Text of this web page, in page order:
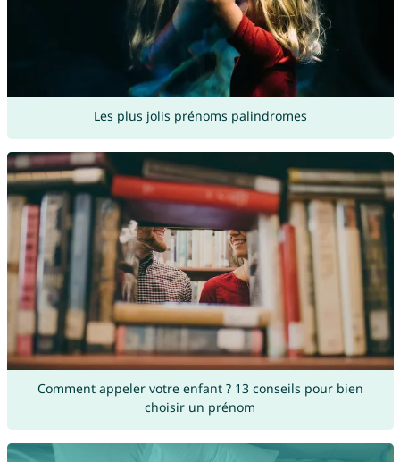
Les plus jolis prénoms palindromes
Comment appeler votre enfant ? 13 conseils pour bien
choisir un prénom